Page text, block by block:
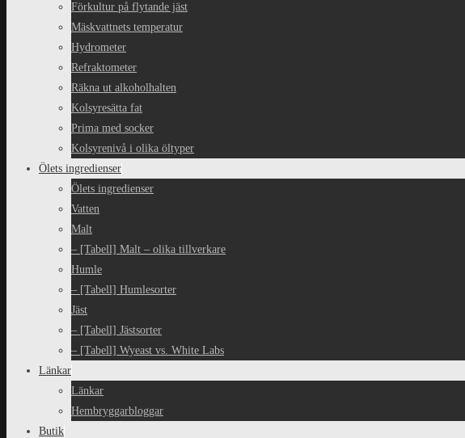
Förkultur på flytande jäst
Mäskvattnets temperatur
Hydrometer
Refraktometer
Räkna ut alkoholhalten
Kolsyresätta fat
Prima med socker
Kolsyrenivå i olika öltyper
Ölets ingredienser
Ölets ingredienser
Vatten
Malt
– [Tabell] Malt – olika tillverkare
Humle
– [Tabell] Humlesorter
Jäst
– [Tabell] Jästsorter
– [Tabell] Wyeast vs. White Labs
Länkar
Länkar
Hembryggarbloggar
Butik